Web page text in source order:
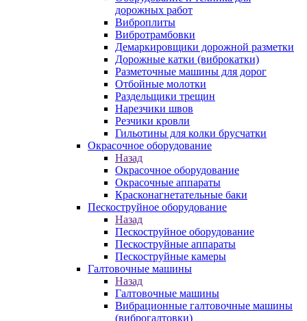
дорожных работ
Виброплиты
Вибротрамбовки
Демаркировщики дорожной разметки
Дорожные катки (виброкатки)
Разметочные машины для дорог
Отбойные молотки
Раздельщики трещин
Нарезчики швов
Резчики кровли
Гильотины для колки брусчатки
Окрасочное оборудование
Назад
Окрасочное оборудование
Окрасочные аппараты
Красконагнетательные баки
Пескоструйное оборудование
Назад
Пескоструйное оборудование
Пескоструйные аппараты
Пескоструйные камеры
Галтовочные машины
Назад
Галтовочные машины
Вибрационные галтовочные машины
(виброгалтовки)